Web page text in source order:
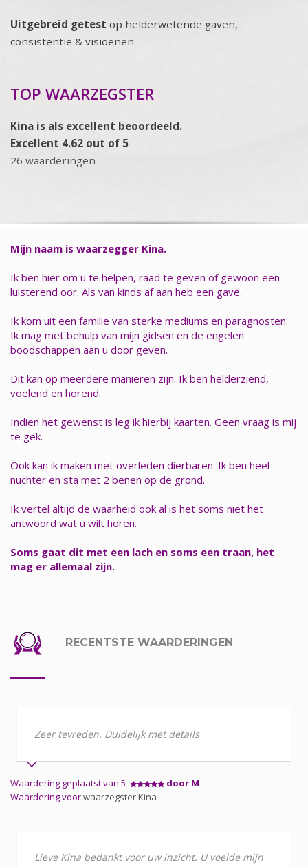
Uitgebreid getest op helderwetende gaven,
consistentie & visioenen
TOP WAARZEGSTER
Kina is als excellent beoordeeld.
Excellent 4.62 out of 5
26 waarderingen
Mijn naam is waarzegger Kina.
Ik ben hier om u te helpen, raad te geven of gewoon een
luisterend oor. Als van kinds af aan heb een gave.
Ik kom uit een familie van sterke mediums en paragnosten.
Ik mag met behulp van mijn gidsen en de engelen
boodschappen aan u door geven.
Dit kan op meerdere manieren zijn. Ik ben helderziend,
voelend en horend.
Indien het gewenst is leg ik hierbij kaarten. Geen vraag is mij
te gek.
Ook kan ik maken met overleden dierbaren. Ik ben heel
nuchter en sta met 2 benen op de grond.
Ik vertel altijd de waarheid ook al is het soms niet het
antwoord wat u wilt horen.
Soms gaat dit met een lach en soms een traan, het
mag er allemaal zijn.
RECENTSTE WAARDERINGEN
Zeer tevreden. Duidelijk met details
Waardering geplaatst van 5
door M
Waardering voorwaarzegster Kina
Lieve Kina bedankt voor uw inzicht. U voelde mijn